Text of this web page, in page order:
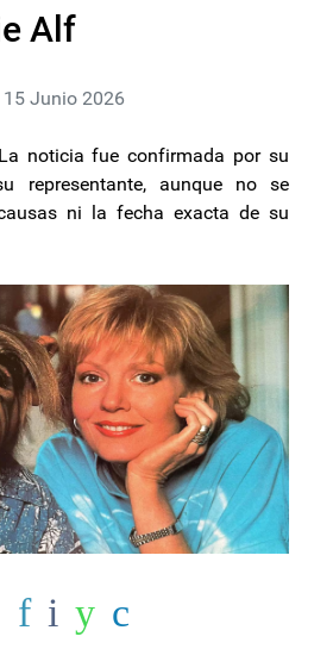
Alf
15 Junio 2026
noticia fue confirmada por su
representante, aunque no se
ni la fecha exacta de su